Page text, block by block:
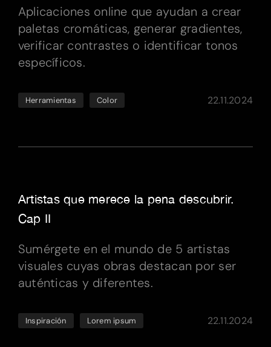
Aplicaciones online que ayudan a crear
paletas cromáticas, generar gradientes,
verificar contrastes o identificar tonos
específicos.
Herramientas Color 22.11.2024
Artistas que merece la pena descubrir.
Cap II
Sumérgete en el mundo de 5 artistas
visuales cuyas obras destacan por ser
auténticas y diferentes.
Inspiración Lorem ipsum 22.11.2024